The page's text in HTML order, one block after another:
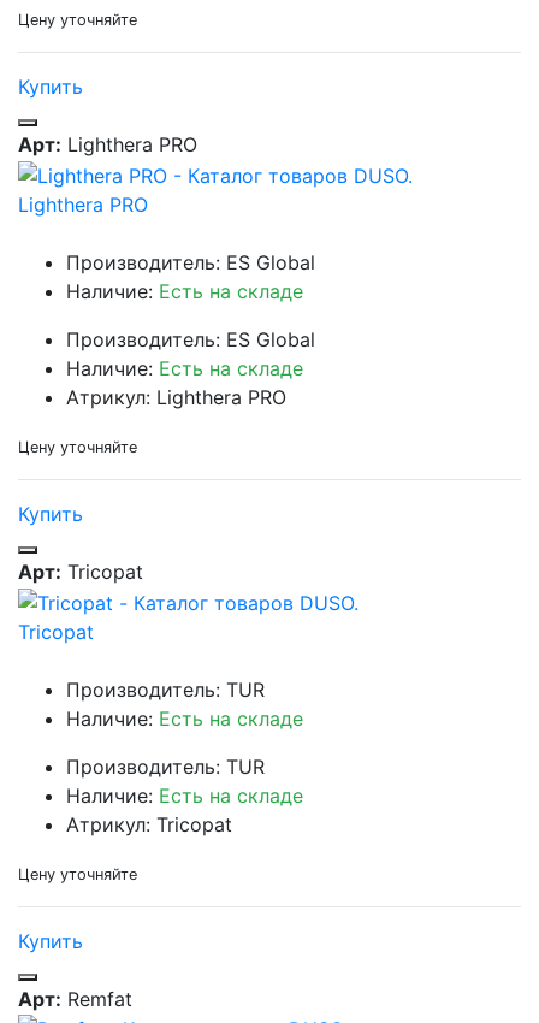
Цену уточняйте
Купить
Арт: Lighthera PRO
Lighthera PRO
Производитель: ES Global
Наличие: Есть на складе
Производитель: ES Global
Наличие: Есть на складе
Атрикул: Lighthera PRO
Цену уточняйте
Купить
Арт: Tricopat
Tricopat
Производитель: TUR
Наличие: Есть на складе
Производитель: TUR
Наличие: Есть на складе
Атрикул: Tricopat
Цену уточняйте
Купить
Арт: Remfat